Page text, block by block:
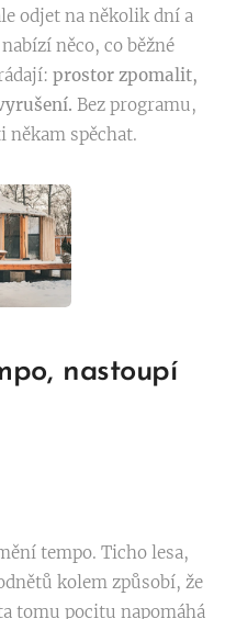
odjet na několik dní a
nabízí něco, co běžné
prostor zpomalit,
Bez programu,
někam spěchat.
nastoupí
tempo. Ticho lesa,
kolem způsobí, že
tomu pocitu napomáhá